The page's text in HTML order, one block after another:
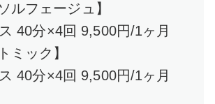
ルフェージュ】
40分×4回 9,500円/1ヶ月
ミック】
40分×4回 9,500円/1ヶ月